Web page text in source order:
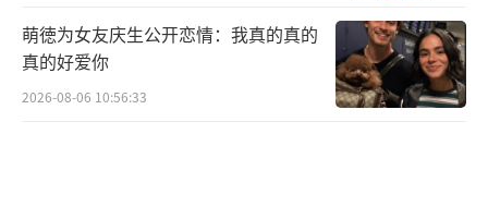
萌徳为女友庆生公开恋情：我真的真的
真的好爱你
2026-08-06 10:56:33